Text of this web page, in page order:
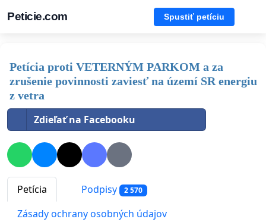
Peticie.com Spustiť petíciu
Petícia proti VETERNÝM PARKOM a za
zrušenie povinnosti zaviesť na území SR energiu
z vetra
Zdieľať na Facebooku
Petícia Podpisy 2 570
Zásady ochrany osobných údajov